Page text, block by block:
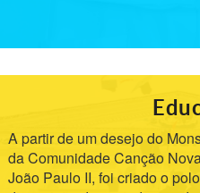
A partir de um desejo do
da Comunidade Canção
João Paulo II, foi criado o